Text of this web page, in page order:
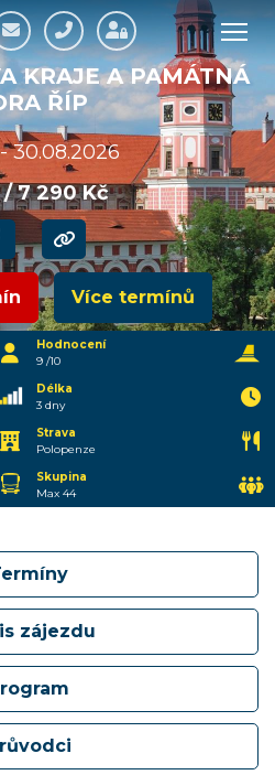
KRAJE A PAMÁTNÁ
ŘÍP
30.08.2026
7 290 Kč
Více termínů
Hodnocení
9 /10
Délka
3 dny
Strava
Polopenze
Skupina
Max 44
zájezdu